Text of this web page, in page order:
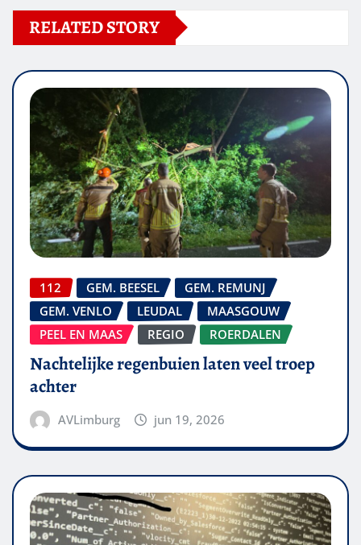
RELATED STORY
112 GEM. BEESEL
GEM. REMUNJ
GEM. VENLO
LEUDAL
MAASGOUW
PEEL EN MAAS
REGIO ROERDALEN
Nachtelijke regenbuien laten veel troep
achter
AVLimburg jun 19, 2026